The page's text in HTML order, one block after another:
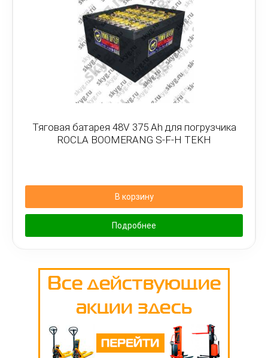
Тяговая батарея 48V 375 Ah для погрузчика
ROCLA BOOMERANG S-F-H TEKH
В корзину
Подробнее